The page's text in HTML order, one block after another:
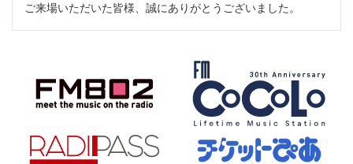
ご来場いただいた皆様、誠にありがとうございました。